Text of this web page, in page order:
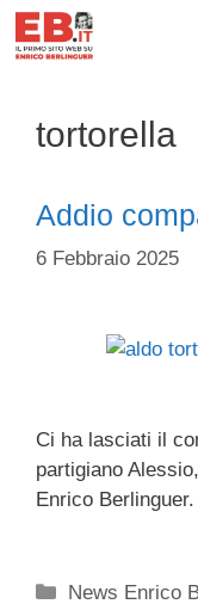
Vai
tortorella
Addio
6 Febbraio 2025
Ci ha lasciati il
partigiano
Enrico
Categorie
News Enrico